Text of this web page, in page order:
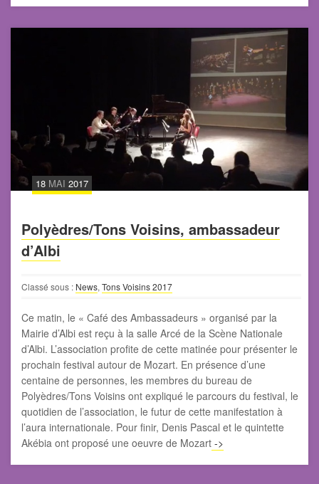
18 MAI 2017
Polyèdres/Tons Voisins, ambassadeur
d’Albi
Classé sous : News, Tons Voisins 2017
Ce matin, le « Café des Ambassadeurs » organisé par la
Mairie d’Albi est reçu à la salle Arcé de la Scène Nationale
d’Albi. L’association profite de cette matinée pour présenter le
prochain festival autour de Mozart. En présence d’une
centaine de personnes, les membres du bureau de
Polyèdres/Tons Voisins ont expliqué le parcours du festival, le
quotidien de l’association, le futur de cette manifestation à
l’aura internationale. Pour finir, Denis Pascal et le quintette
Akébia ont proposé une oeuvre de Mozart ->